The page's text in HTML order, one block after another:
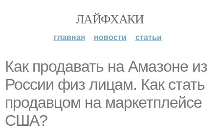
ЛАЙФХАКИ
главная новости статьи
Как продавать на Амазоне из
России физ лицам. Как стать
продавцом на маркетплейсе
США?